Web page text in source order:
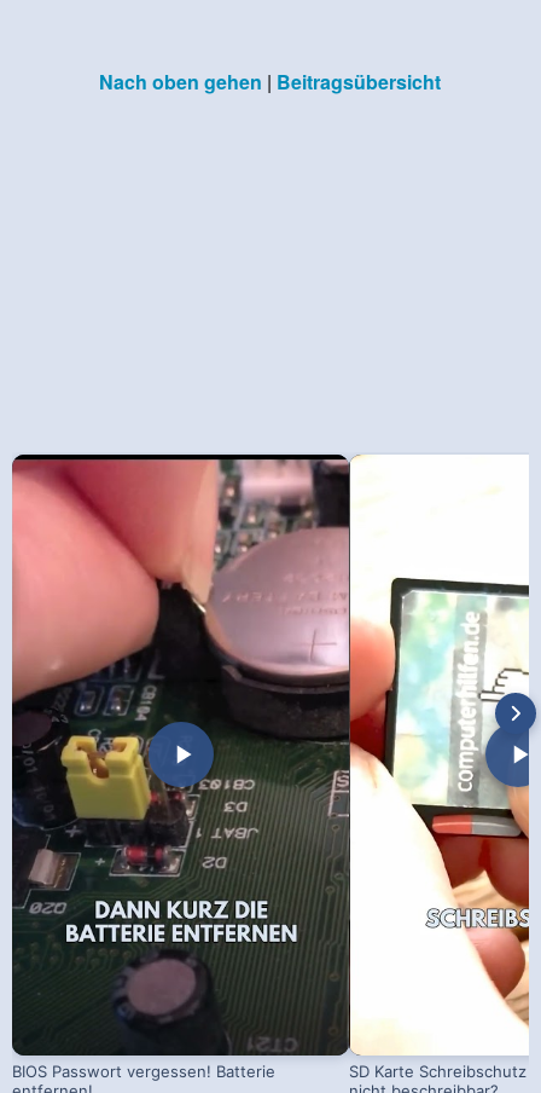
Nach oben gehen | Beitragsübersicht
BIOS Passwort vergessen! Batterie
SD Karte Schreibschutz